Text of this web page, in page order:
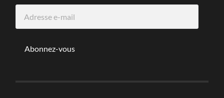
Abonnez-vous